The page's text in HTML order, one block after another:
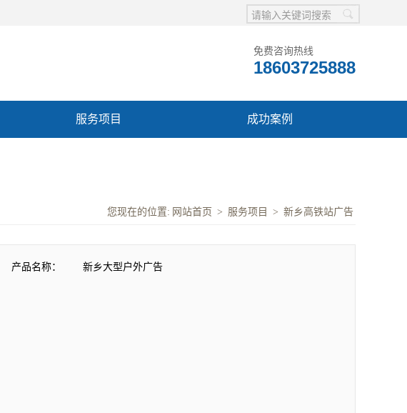
免费咨询热线
18603725888
服务项目 成功案例
您现在的位置: 网站首页 > 服务项目 > 新乡高铁站广告
产品名称： 新乡大型户外广告